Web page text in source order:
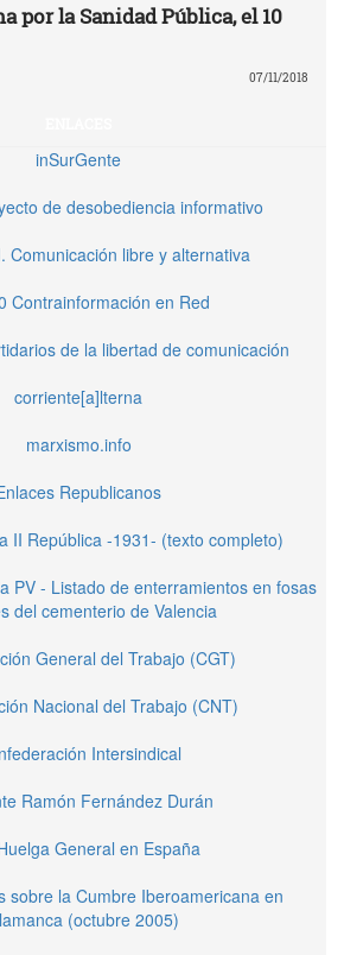
por la Sanidad Pública, el 10
07/11/2018
inSurGente
de desobediencia informativo
Comunicación libre y alternativa
Contrainformación en Red
de la libertad de comunicación
corriente[a]lterna
marxismo.info
Republicanos
II República -1931- (texto completo)
PV - Listado de enterramientos en fosas
del cementerio de Valencia
General del Trabajo (CGT)
Nacional del Trabajo (CNT)
Intersindical
Ramón Fernández Durán
General en España
sobre la Cumbre Iberoamericana en
(octubre 2005)